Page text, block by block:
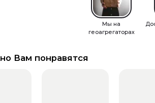
Мы на
геоагрегаторах
Вам понравятся